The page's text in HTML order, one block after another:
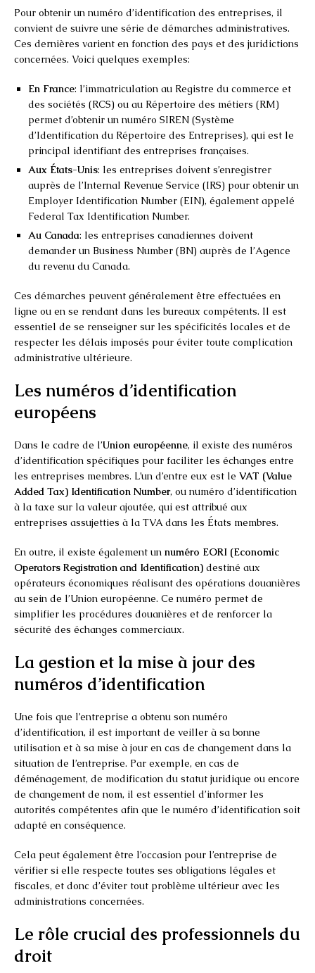
Pour obtenir un numéro d’identification des entreprises, il
convient de suivre une série de démarches administratives.
Ces dernières varient en fonction des pays et des juridictions
concernées. Voici quelques exemples:
En France: l’immatriculation au Registre du commerce et
des sociétés (RCS) ou au Répertoire des métiers (RM)
permet d’obtenir un numéro SIREN (Système
d’Identification du Répertoire des Entreprises), qui est le
principal identifiant des entreprises françaises.
Aux États-Unis: les entreprises doivent s’enregistrer
auprès de l’Internal Revenue Service (IRS) pour obtenir un
Employer Identification Number (EIN), également appelé
Federal Tax Identification Number.
Au Canada: les entreprises canadiennes doivent
demander un Business Number (BN) auprès de l’Agence
du revenu du Canada.
Ces démarches peuvent généralement être effectuées en
ligne ou en se rendant dans les bureaux compétents. Il est
essentiel de se renseigner sur les spécificités locales et de
respecter les délais imposés pour éviter toute complication
administrative ultérieure.
Les numéros d’identification
européens
Dans le cadre de l’Union européenne, il existe des numéros
d’identification spécifiques pour faciliter les échanges entre
les entreprises membres. L’un d’entre eux est le VAT (Value
Added Tax) Identification Number, ou numéro d’identification
à la taxe sur la valeur ajoutée, qui est attribué aux
entreprises assujetties à la TVA dans les États membres.
En outre, il existe également un numéro EORI (Economic
Operators Registration and Identification) destiné aux
opérateurs économiques réalisant des opérations douanières
au sein de l’Union européenne. Ce numéro permet de
simplifier les procédures douanières et de renforcer la
sécurité des échanges commerciaux.
La gestion et la mise à jour des
numéros d’identification
Une fois que l’entreprise a obtenu son numéro
d’identification, il est important de veiller à sa bonne
utilisation et à sa mise à jour en cas de changement dans la
situation de l’entreprise. Par exemple, en cas de
déménagement, de modification du statut juridique ou encore
de changement de nom, il est essentiel d’informer les
autorités compétentes afin que le numéro d’identification soit
adapté en conséquence.
Cela peut également être l’occasion pour l’entreprise de
vérifier si elle respecte toutes ses obligations légales et
fiscales, et donc d’éviter tout problème ultérieur avec les
administrations concernées.
Le rôle crucial des professionnels du
droit